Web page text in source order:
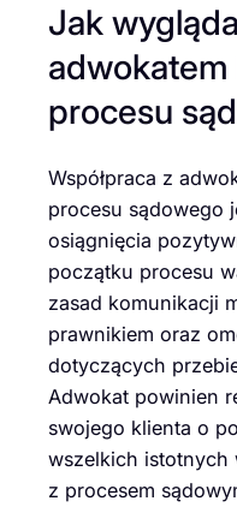
Jak
procesu
Współpraca z
procesu sądowego
osiągnięcia
początku procesu
zasad komunikacji
prawnikiem oraz
dotyczących
Adwokat powinien
swojego klienta o
wszelkich istotnych
z procesem